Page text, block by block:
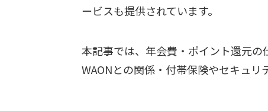
ービスも提供されています。
本記事では、年会費・ポイント還元
WAONとの関係・付帯保険やセキュリ